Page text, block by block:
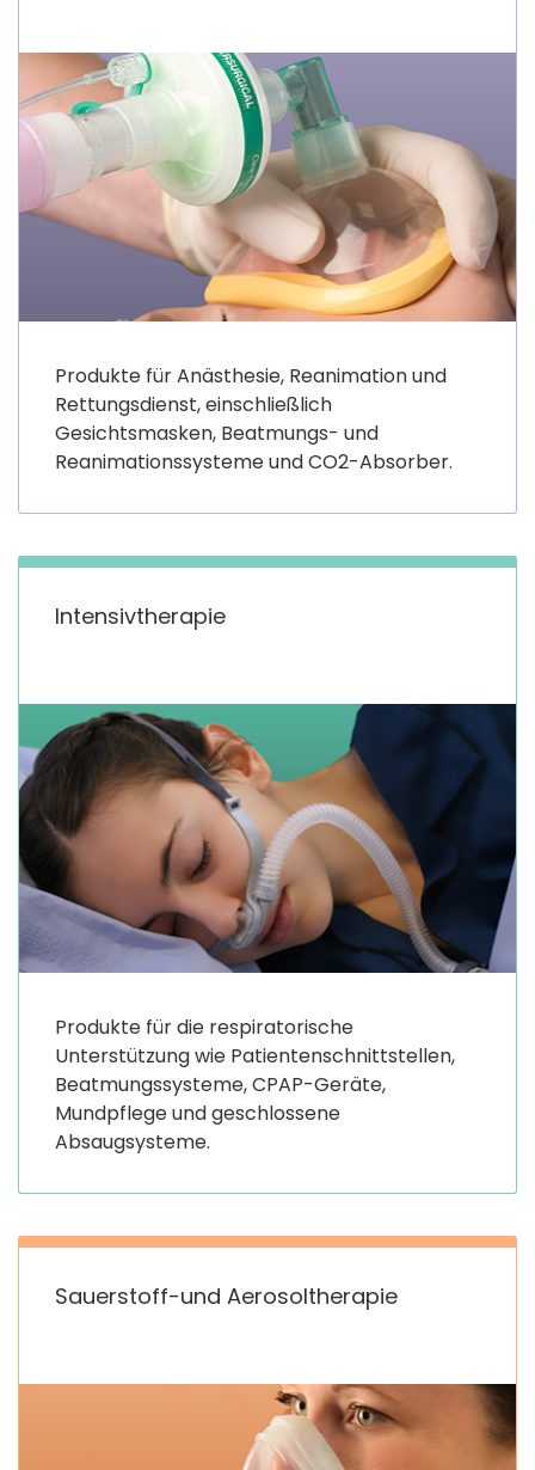
Produkte für Anästhesie, Reanimation und
Rettungsdienst, einschließlich
Gesichtsmasken, Beatmungs- und
Reanimationssysteme und CO2-Absorber.
Intensivtherapie
Produkte für die respiratorische
Unterstützung wie Patientenschnittstellen,
Beatmungssysteme, CPAP-Geräte,
Mundpflege und geschlossene
Absaugsysteme.
Sauerstoff-und Aerosoltherapie